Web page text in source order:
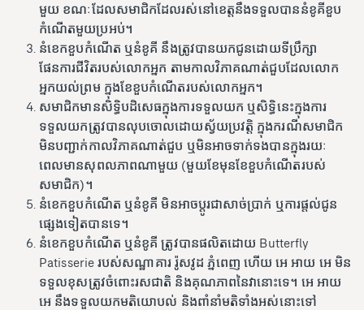
មួយ ខណៈដែលសមាជិកដែលរស់នៅខេត្តនឹងទទួលបាននំខូគីខួប
កំណើតមួយប្រអប់។
នំខេកខួបកំណើត ឬនំខូគី នឹងត្រូវបានយកជូនដោយទីប្រឹក្សា
ផែនការជីវិតរបស់លោកអ្នក តាមកាលវិភាគណាត់ជួបដែលលោក
អ្នកយល់ព្រម ក្នុងខែខួបកំណើតរបស់លោកអ្នក។
សមាជិកមានសិទ្ធិបដិសេធក្នុងការទទួលយក ឬសិទ្ធិនេះក្នុងការ
ទទួលយកត្រូវបានលុបចោលដោយស្វ័យប្រវត្តិ ក្នុងករណីសមាជិក
មិនបញ្ជាក់កាលវិភាគណាត់ជួប ឬមិនអាចទាក់ទងបានក្នុងរយៈ
ពេលមានសុពលភាពណាមួយ (មួយខែមុនខែខួបកំណើតរបស់
សមាជិក)។
នំខេកខួបកំណើត ឬនំខូគី មិនអាចប្តូរជាសាច់ប្រាក់ ឬការផ្តល់ជូន
ផ្សេងទៀតបានទេ។
នំខេកខួបកំណើត ឬនំខូគី ត្រូវបានផលិតដោយ Butterfly
Patisserie របស់សណ្ឋាគារ រ៉ូសវូដ ភ្នំពេញ ហើយ អេ អាយ អេ មិន
ទទួលខុសត្រូវចំពោះរសជាតិ និងគុណភាពនៃវានោះទេ។ អេ អាយ
អេ នឹងទទួលយកមតិយោបល់ និងពាំនាំមតិទាំងអស់នោះទៅ